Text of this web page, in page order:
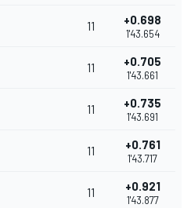
11 +0.698
1'43.654
11 +0.705
1'43.661
11 +0.735
1'43.691
11 +0.761
1'43.717
11 +0.921
1'43.877